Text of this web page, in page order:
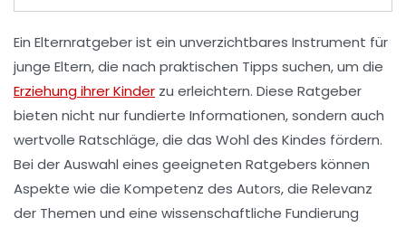
Ein Elternratgeberist ein unverzichtbares Instrument für
junge Eltern, die nach praktischen Tipps suchen, um die
Erziehung ihrer Kinder zu erleichtern. Diese Ratgeber
bieten nicht nur fundierte Informationen, sondern auch
wertvolle Ratschläge, die das Wohl des Kindes fördern.
Bei der Auswahl eines geeigneten Ratgebers können
Aspekte wie die Kompetenz des Autors, die Relevanz
der Themen und eine wissenschaftliche Fundierung